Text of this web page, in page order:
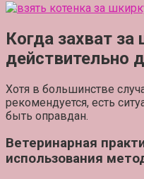
Когда захват за
действительно
Хотя в большинстве
рекомендуется, есть
быть оправдан.
Ветеринарная
использования